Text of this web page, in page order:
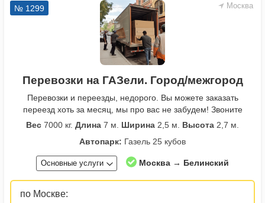
Москва
№ 1299
Перевозки на ГАЗели. Город/межгород
Перевозки и переезды, недорого. Вы можете заказать
переезд хоть за месяц, мы про вас не забудем! Звоните
Вес 7000 кг. Длина 7 м. Ширина 2,5 м. Высота 2,7 м.
Автопарк: Газель 25 кубов
Основные услуги Москва → Белинский
по Москве: